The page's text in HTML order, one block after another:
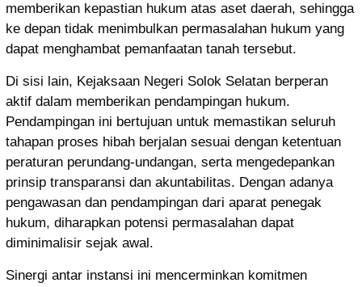
memberikan kepastian hukum atas aset daerah, sehingga
ke depan tidak menimbulkan permasalahan hukum yang
dapat menghambat pemanfaatan tanah tersebut.
Di sisi lain, Kejaksaan Negeri Solok Selatan berperan
aktif dalam memberikan pendampingan hukum.
Pendampingan ini bertujuan untuk memastikan seluruh
tahapan proses hibah berjalan sesuai dengan ketentuan
peraturan perundang-undangan, serta mengedepankan
prinsip transparansi dan akuntabilitas. Dengan adanya
pengawasan dan pendampingan dari aparat penegak
hukum, diharapkan potensi permasalahan dapat
diminimalisir sejak awal.
Sinergi antar instansi ini mencerminkan komitmen